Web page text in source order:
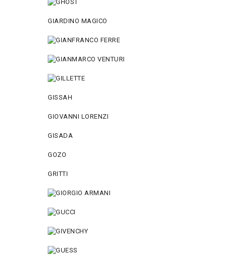
GIARDINO MAGICO
GISSAH
GIOVANNI LORENZI
GISADA
GOZO
GRITTI